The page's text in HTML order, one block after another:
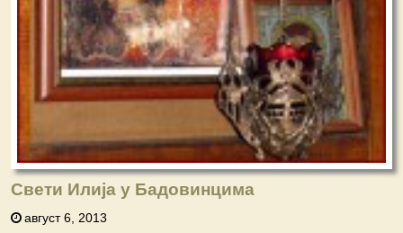
Свети Илија у Бадовинцима
август 6, 2013